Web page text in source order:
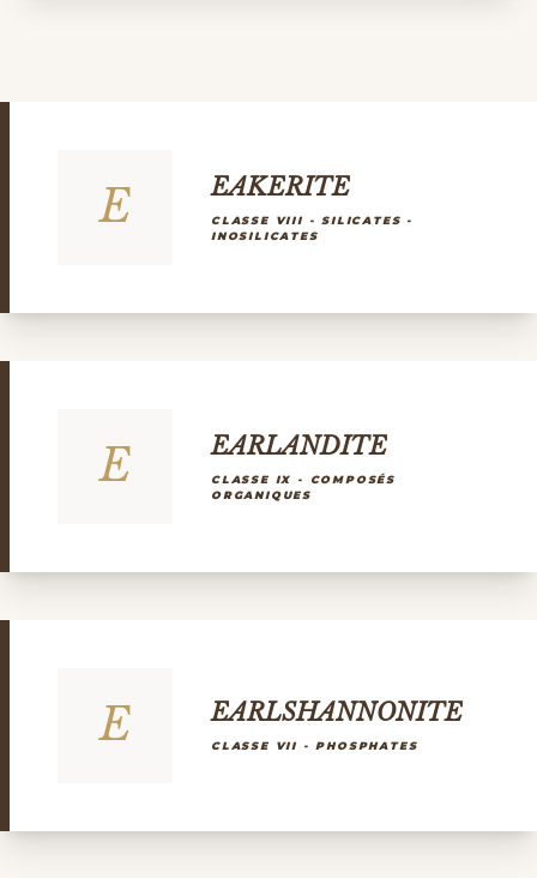
E EAKERITE
CLASSE VIII - SILICATES -
INOSILICATES
E EARLANDITE
CLASSE IX - COMPOSÉS
ORGANIQUES
E EARLSHANNONITE
CLASSE VII - PHOSPHATES